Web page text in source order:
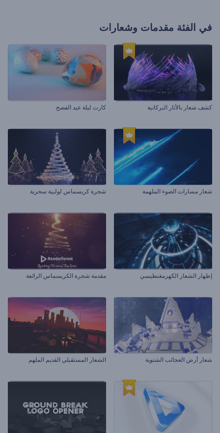
في الفئة مقدمات وشعارات
كشف شعار بالأثار البركانية كارت ليلة عيد الفصح
شعار مسارات الضوء الملهمة شجرة كريسماس لولبية سحرية
إظهار الشعار الكهرمغنطيسي مقدمة شجرة الكريسماس الرائعة
شعار أرض العجائب الشتوية الشعار المستقبلي القديم الملهم